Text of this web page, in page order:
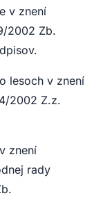
v znení
2002 Zb.
lesoch v znení
2002 Z.z.
znení
rady